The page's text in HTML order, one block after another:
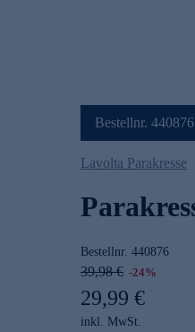
Bestellnr. 440876
Lavolta Parakresse
Bestellnr. 440876
39,98 € -24%
29,99 €
inkl. MwSt.